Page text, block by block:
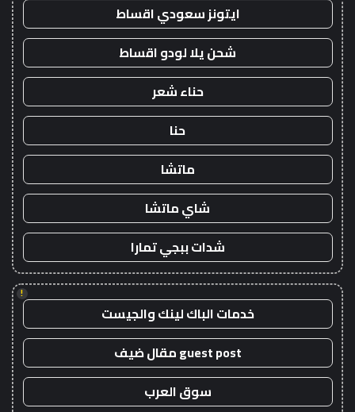
ايتونز سعودي اقساط
شحن يلا لودو اقساط
حناء شعر
حنا
ماتشا
شاي ماتشا
شدات ببجي تمارا
!
خدمات الباك لينك والجيست
guest post مقال ضيف
سوق العرب